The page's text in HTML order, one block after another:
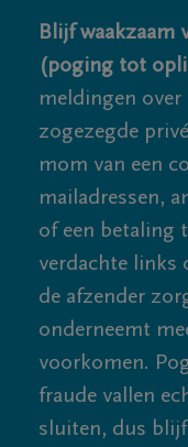
Blijf waakzaam
(poging tot
meldingen over
zogezegde
mom van een
mailadressen,
of een betaling
verdachte links
de afzender
onderneemt
voorkomen.
fraude vallen
sluiten, dus blijf